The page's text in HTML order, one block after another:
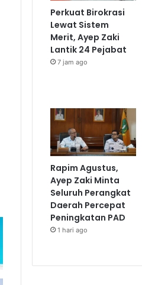
Perkuat Birokrasi
Lewat Sistem
Merit, Ayep Zaki
Lantik 24 Pejabat
7 jam ago
Rapim Agustus,
Ayep Zaki Minta
Seluruh Perangkat
Daerah Percepat
Peningkatan PAD
1 hari ago